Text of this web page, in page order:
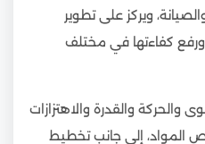
ويركز على تطوير
ورفع كفاءتها في مختلف
والقدرة والاهتزازات
المواد، إلى جانب تخطيط